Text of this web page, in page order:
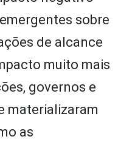
sobre
de alcance
muito mais
governos e
materializaram
as